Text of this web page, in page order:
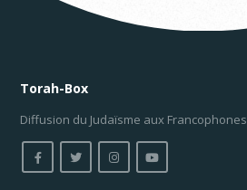
Torah-Box
Diffusion du Judaïsme aux Francophones